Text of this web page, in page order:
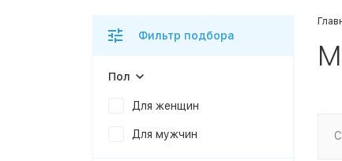
Фильтр подбора
Пол
Для женщин
Для мужчин